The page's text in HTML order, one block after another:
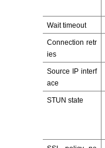
Wait timeout
Connection retr
ies
Source IP interf
ace
STUN state